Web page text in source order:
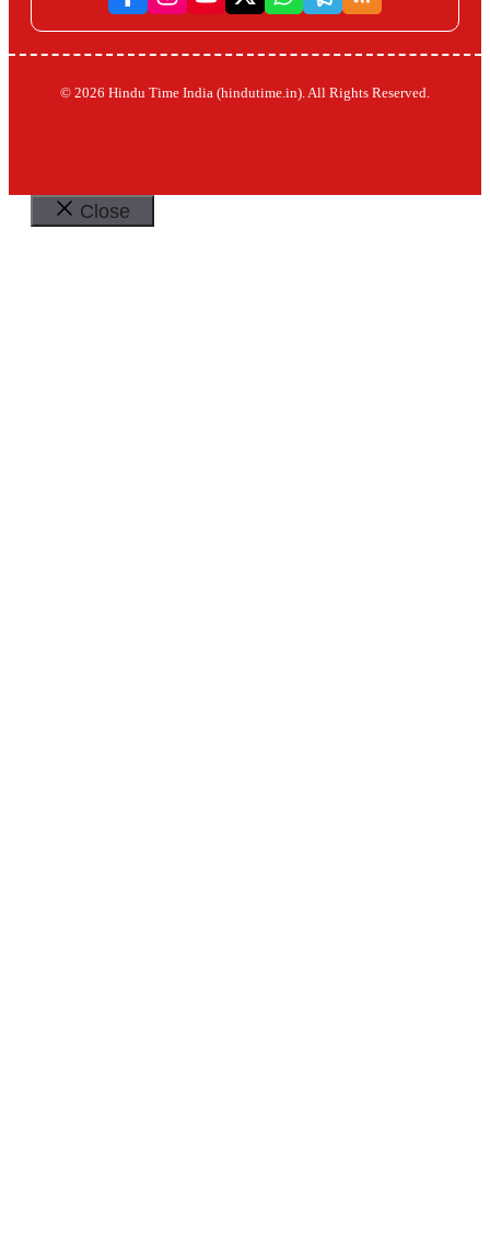
© 2026 Hindu Time India (hindutime.in). All Rights Reserved.
Close